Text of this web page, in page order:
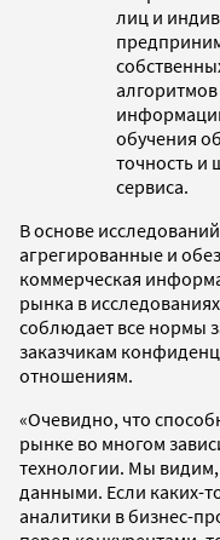
лиц и
обучения
точность и
сервиса.
В основе исследований
агрегированные и
коммерческая
рынка в
соблюдает все нормы
заказчикам
отношениям.
«Очевидно, что
рынке во многом
технологии. Мы видим,
данными. Если каких-
аналитики в бизнес-